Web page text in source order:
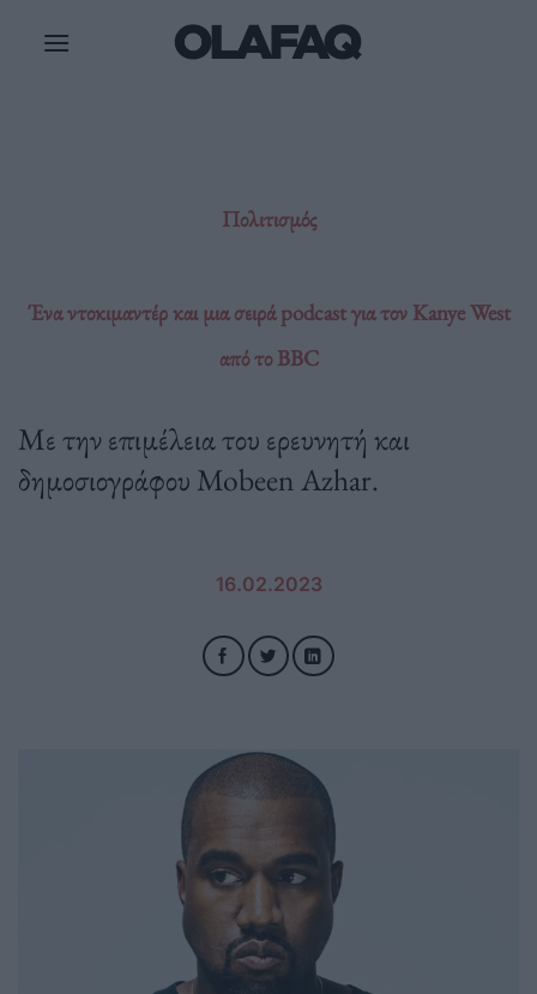
Πολιτισμός
Ένα ντοκιμαντέρ και μια σειρά podcast για τον Kanye West
από το BBC
Με την επιμέλεια του ερευνητή και
δημοσιογράφου Mobeen Azhar.
16.02.2023